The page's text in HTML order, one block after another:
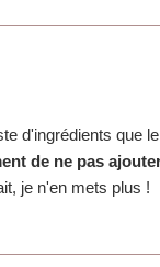
d'ingrédients que
de ne pas
je n'en mets plus !